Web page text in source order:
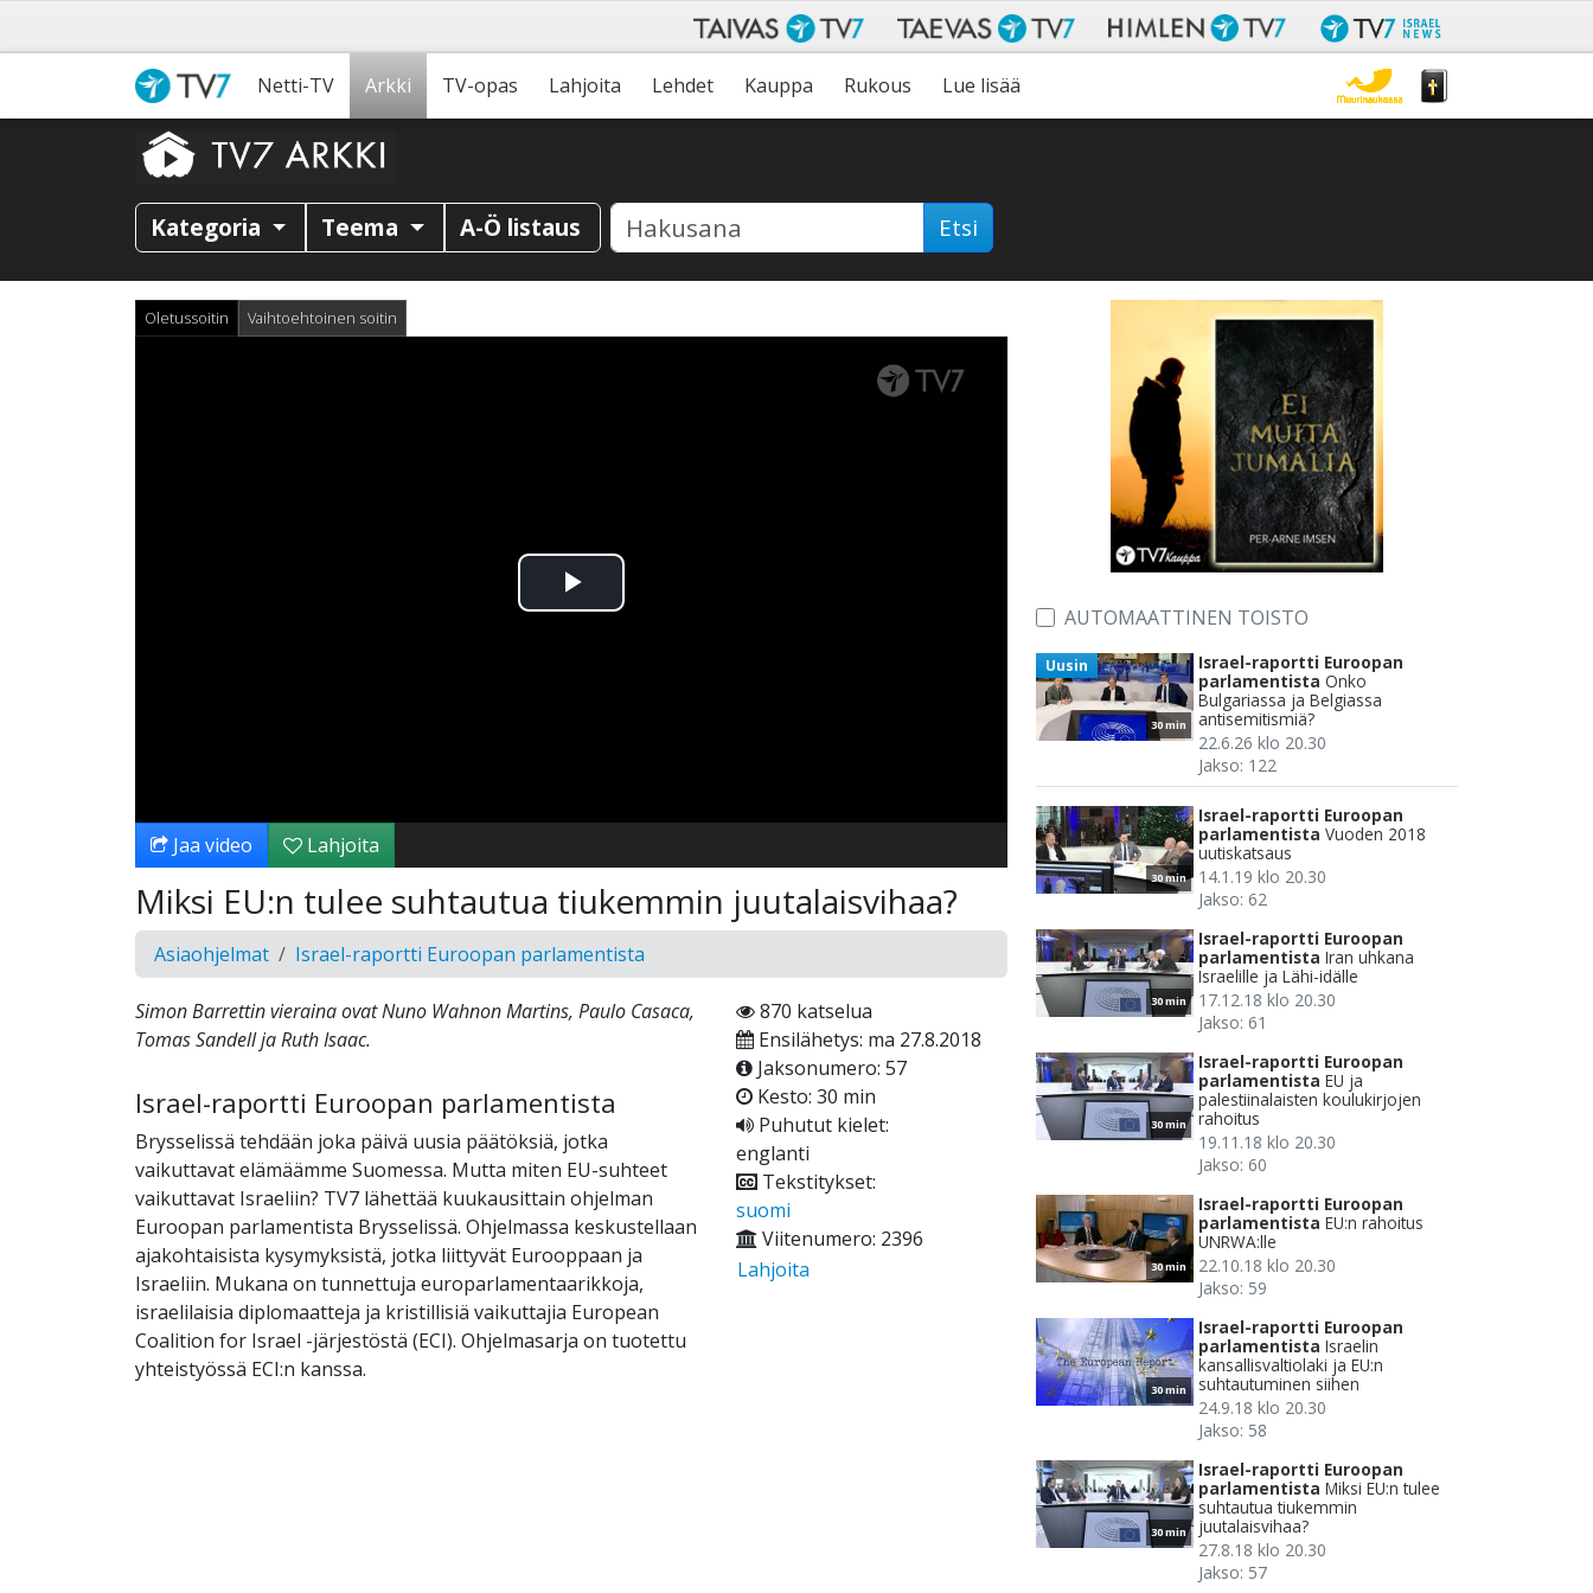
Netti-TV Arkki TV-opas Lahjoita Lehdet Kauppa Rukous Lue lisää
Kategoria Teema A-Ö listaus Etsi
Oletussoitin Vaihtoehtoinen soitin
Toista
Jaa video Lahjoita
Miksi EU:n tulee suhtautua tiukemmin juutalaisvihaa?
Asiaohjelmat Israel-raportti Euroopan parlamentista
Simon Barrettin vieraina ovat Nuno Wahnon Martins, Paulo Casaca,
Tomas Sandell ja Ruth Isaac.
Israel-raportti Euroopan parlamentista
Brysselissä tehdään joka päivä uusia päätöksiä, jotka
vaikuttavat elämäämme Suomessa. Mutta miten EU-suhteet
vaikuttavat Israeliin? TV7 lähettää kuukausittain ohjelman
Euroopan parlamentista Brysselissä. Ohjelmassa keskustellaan
ajakohtaisista kysymyksistä, jotka liittyvät Eurooppaan ja
Israeliin. Mukana on tunnettuja europarlamentaarikkoja,
israelilaisia diplomaatteja ja kristillisiä vaikuttajia European
Coalition for Israel -järjestöstä (ECI). Ohjelmasarja on tuotettu
yhteistyössä ECI:n kanssa.
870 katselua
Ensilähetys: ma 27.8.2018
Jaksonumero: 57
Kesto: 30 min
Puhutut kielet:
englanti
Tekstitykset:
suomi
Viitenumero: 2396
Lahjoita
AUTOMAATTINEN TOISTO
30 min
Uusin
Israel-raportti Euroopan
parlamentista Onko
Bulgariassa ja Belgiassa
antisemitismiä?
22.6.26 klo 20.30
Jakso: 122
30 min
Israel-raportti Euroopan
parlamentista Vuoden 2018
uutiskatsaus
14.1.19 klo 20.30
Jakso: 62
30 min
Israel-raportti Euroopan
parlamentista Iran uhkana
Israelille ja Lähi-idälle
17.12.18 klo 20.30
Jakso: 61
30 min
Israel-raportti Euroopan
parlamentista EU ja
palestiinalaisten koulukirjojen
rahoitus
19.11.18 klo 20.30
Jakso: 60
30 min
Israel-raportti Euroopan
parlamentista EU:n rahoitus
UNRWA:lle
22.10.18 klo 20.30
Jakso: 59
30 min
Israel-raportti Euroopan
parlamentista Israelin
kansallisvaltiolaki ja EU:n
suhtautuminen siihen
24.9.18 klo 20.30
Jakso: 58
30 min
Israel-raportti Euroopan
parlamentista Miksi EU:n tulee
suhtautua tiukemmin
juutalaisvihaa?
27.8.18 klo 20.30
Jakso: 57